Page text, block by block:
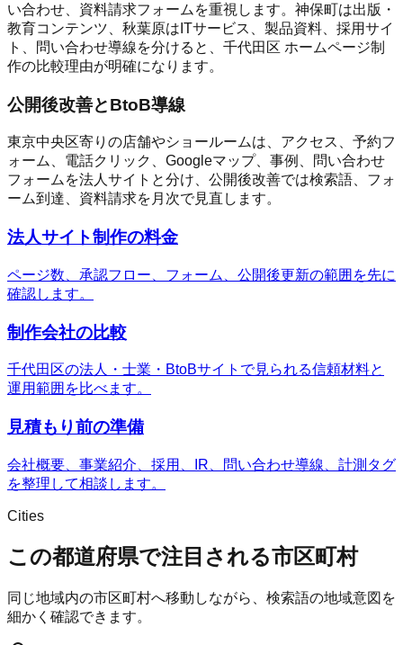
い合わせ、資料請求フォームを重視します。神保町は出版・
教育コンテンツ、秋葉原はITサービス、製品資料、採用サイ
ト、問い合わせ導線を分けると、千代田区 ホームページ制
作の比較理由が明確になります。
公開後改善とBtoB導線
東京中央区寄りの店舗やショールームは、アクセス、予約フ
ォーム、電話クリック、Googleマップ、事例、問い合わせ
フォームを法人サイトと分け、公開後改善では検索語、フォ
ーム到達、資料請求を月次で見直します。
法人サイト制作の料金
ページ数、承認フロー、フォーム、公開後更新の範囲を先に
確認します。
制作会社の比較
千代田区の法人・士業・BtoBサイトで見られる信頼材料と
運用範囲を比べます。
見積もり前の準備
会社概要、事業紹介、採用、IR、問い合わせ導線、計測タグ
を整理して相談します。
Cities
この都道府県で注目される市区町村
同じ地域内の市区町村へ移動しながら、検索語の地域意図を
細かく確認できます。